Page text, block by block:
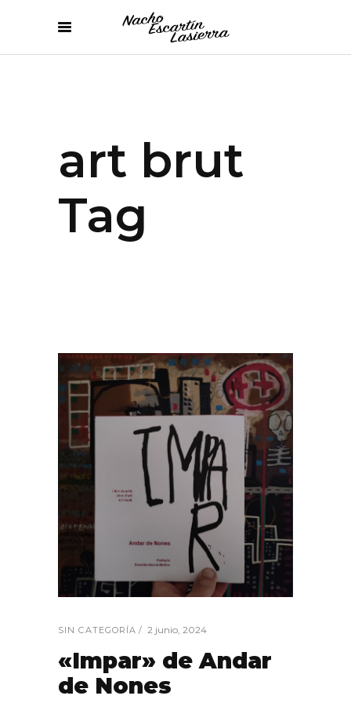
art brut
Tag
SIN CATEGORÍA 2 junio, 2024
«Impar» de Andar
de Nones